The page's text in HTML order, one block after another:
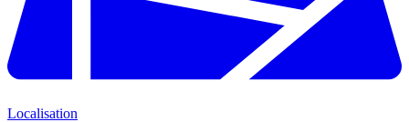
Localisation